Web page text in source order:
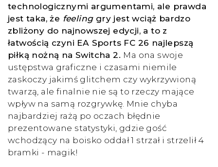
technologicznymi argumentami, ale prawda
jest taka, że feelinggry jest wciąż bardzo
zbliżony do najnowszej edycji, a to z
łatwością czyni EA Sports FC 26 najlepszą
piłką nożną na Switcha 2. Ma ona swoje
ustępstwa graficzne i czasami niemile
zaskoczy jakimś glitchem czy wykrzywioną
twarzą, ale finalnie nie są to rzeczy mające
wpływ na samą rozgrywkę. Mnie chyba
najbardziej rażą po oczach błędnie
prezentowane statystyki, gdzie gość
wchodzący na boisko oddał 1 strzał i strzelił 4
bramki - magik!